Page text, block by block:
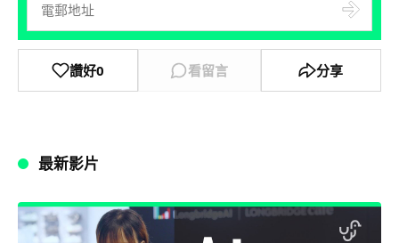
讚好0 看留言 分享
最新影片